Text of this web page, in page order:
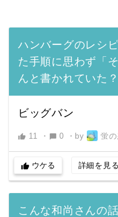
ハンバーグのレシ
た手順に思わず「
んと書かれていた？
ビッグバン
thumb_up 11 ・ chat_bubble 0 ・ by 蛍の
thumb_up ウケる 詳細を見る
こんな和尚さんの